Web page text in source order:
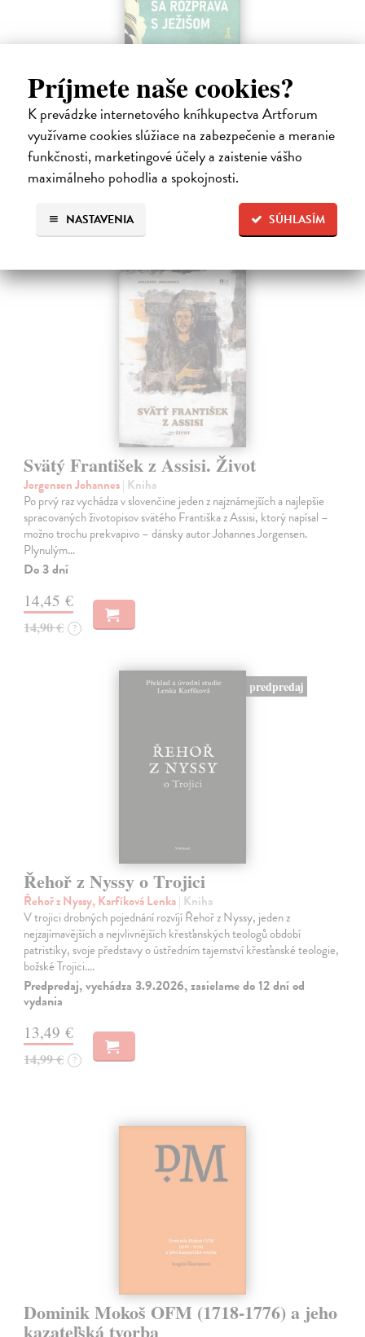
Príjmete naše cookies?
K prevádzke internetového kníhkupectva Artforum
využívame cookies slúžiace na zabezpečenie a meranie
funkčnosti, marketingové účely a zaistenie vášho
maximálneho pohodlia a spokojnosti.
SÚHLASÍM
NASTAVENIA
Neusner Jacob| Kniha
Autor knihy sa v duchu stáva v Galilei poslucháčom Ježišovej Reči na
vrchu. Ako pravoverný rabín sa usiluje pozorne počúvať tohto nového
učiteľa a porovnáva jeho učenie s tým, čo hovorí židovská Tóra.
Na sklade ?
12,60 €
14,00 € ?
Svätý František z Assisi. Život
Jorgensen Johannes| Kniha
Po prvý raz vychádza v slovenčine jeden z najznámejších a najlepšie
spracovaných životopisov svätého Františka z Assisi, ktorý napísal –
možno trochu prekvapivo – dánsky autor Johannes Jorgensen.
Plynulým…
Do 3 dní
14,45 €
14,90 € ?
predpredaj
Řehoř z Nyssy o Trojici
Řehoř z Nyssy, Karfíková Lenka| Kniha
V trojici drobných pojednání rozvíjí Řehoř z Nyssy, jeden z
nejzajímavějších a nejvlivnějších křesťanských teologů období
patristiky, svoje představy o ústředním tajemství křesťanské teologie,
božské Trojici.…
Predpredaj, vychádza 3.9.2026, zasielame do 12 dní od
vydania
13,49 €
14,99 € ?
Dominik Mokoš OFM (1718-1776) a jeho